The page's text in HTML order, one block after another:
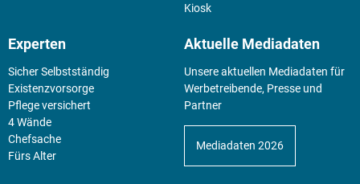
Kiosk
Experten
Sicher Selbstständig
Existenz­vorsorge
Pflege versichert
4 Wände
Chefsache
Fürs Alter
Aktuelle Mediadaten
Unsere aktuellen Mediadaten für
Werbetreibende, Presse und
Partner
Mediadaten 2026